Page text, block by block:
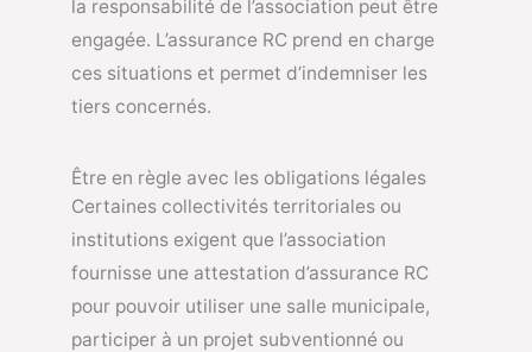
la responsabilité de l’association peut être
engagée. L’assurance RC prend en charge
ces situations et permet d’indemniser les
tiers concernés.
Être en règle avec les obligations légales
Certaines collectivités territoriales ou
institutions exigent que l’association
fournisse une attestation d’assurance RC
pour pouvoir utiliser une salle municipale,
participer à un projet subventionné ou